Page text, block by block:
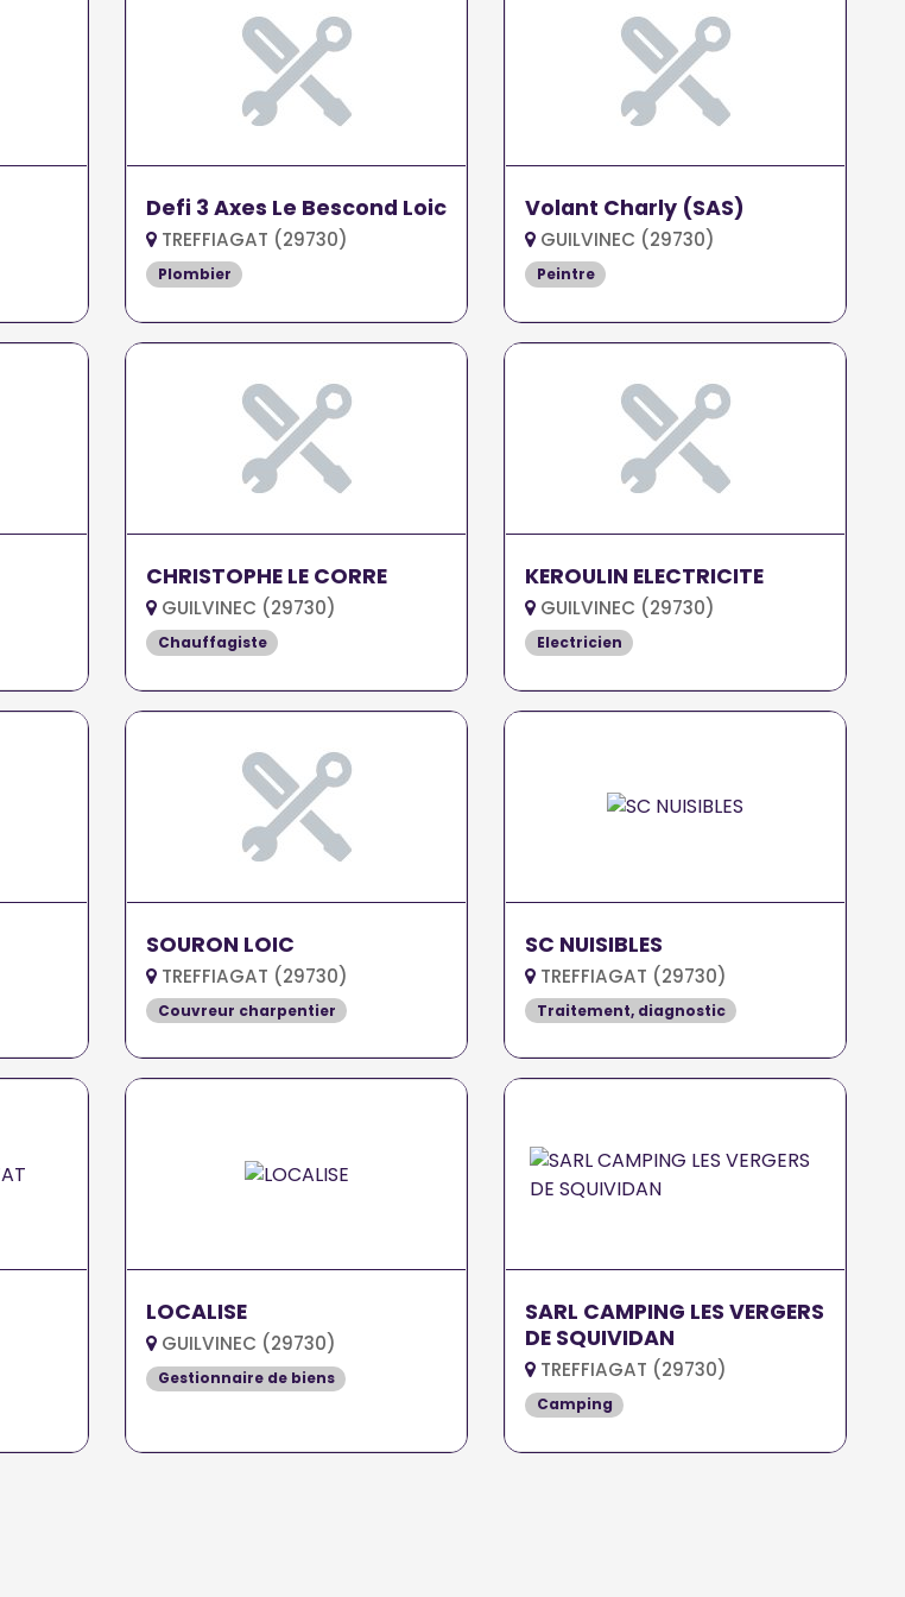
Defi 3 Axes Le Bescond Loic
TREFFIAGAT (29730)
Plombier
Volant Charly (SAS)
GUILVINEC (29730)
Peintre
CHRISTOPHE LE CORRE
GUILVINEC (29730)
Chauffagiste
KEROULIN ELECTRICITE
GUILVINEC (29730)
Electricien
SOURON LOIC
TREFFIAGAT (29730)
Couvreur charpentier
SC NUISIBLES
TREFFIAGAT (29730)
Traitement, diagnostic
LOCALISE
GUILVINEC (29730)
Gestionnaire de biens
SARL CAMPING LES VERGERS
DE SQUIVIDAN
TREFFIAGAT (29730)
Camping